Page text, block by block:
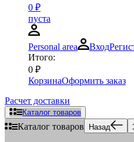
0 ₽
пуста
Personal area Вход
Итого:
0 ₽
КорзинаОформить заказ
Расчет доставки
Каталог товаров
Каталог товаров Назад